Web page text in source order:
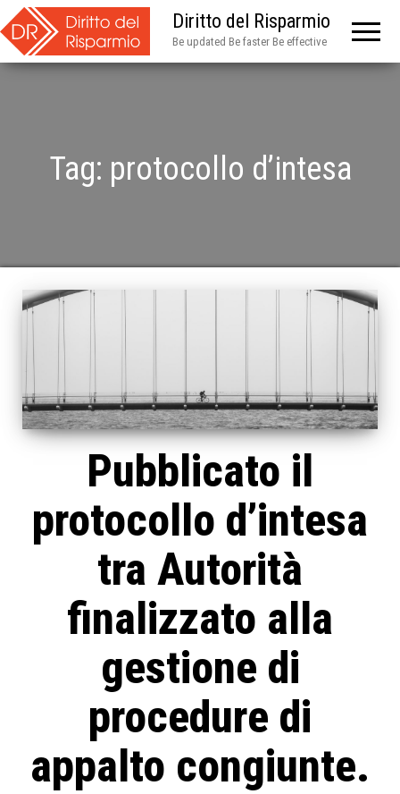
Diritto del Risparmio
Be updated Be faster Be effective
Tag: protocollo d’intesa
Pubblicato il
protocollo d’intesa
tra Autorità
finalizzato alla
gestione di
procedure di
appalto congiunte.